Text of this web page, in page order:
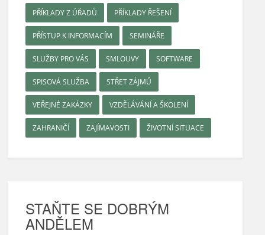
PŘÍKLADY Z ÚŘADŮ PŘÍKLADY ŘEŠENÍ
PŘÍSTUP K INFORMACÍM SEMINÁŘE
SLUŽBY PRO VÁS SMLOUVY SOFTWARE
SPISOVÁ SLUŽBA STŘET ZÁJMŮ
VEŘEJNÉ ZAKÁZKY VZDĚLÁVÁNÍ A ŠKOLENÍ
ZAHRANIČÍ ZAJÍMAVOSTI ŽIVOTNÍ SITUACE
STAŇTE SE DOBRÝM
ANDĚLEM